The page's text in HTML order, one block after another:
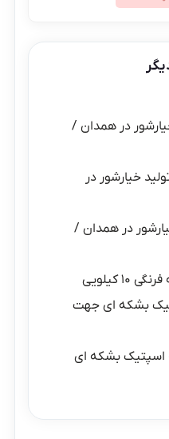
در همدان /
خیارشور در
در همدان /
کیلویی
بشکه ای جهت
بشکه ای